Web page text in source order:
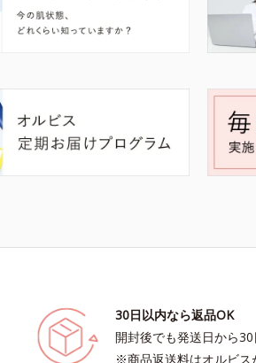
30日以内なら返品OK
開封後でも発送日から
※商品返送料はオルビス